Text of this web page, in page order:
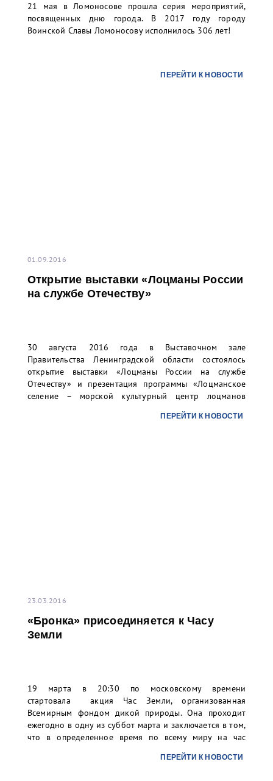
21 мая в Ломоносове прошла серия мероприятий,
посвященных дню города. В 2017 году городу
Воинской Славы Ломоносову исполнилось 306 лет!
ПЕРЕЙТИ К НОВОСТИ
01.09.2016
Открытие выставки «Лоцманы России
на службе Отечеству»
30 августа 2016 года в Выставочном зале
Правительства Ленинградской области состоялось
открытие выставки «Лоцманы России на службе
Отечеству» и презентация программы «Лоцманское
селение – морской культурный центр лоцманов
ПЕРЕЙТИ К НОВОСТИ
23.03.2016
«Бронка» присоединяется к Часу
Земли
19 марта в 20:30 по московскому времени
стартовала акция Час Земли, организованная
Всемирным фондом дикой природы. Она проходит
ежегодно в одну из суббот марта и заключается в том,
что в определенное время по всему миру на час
час в Париже погасла Эйфелева башня, в Риме –
ПЕРЕЙТИ К НОВОСТИ